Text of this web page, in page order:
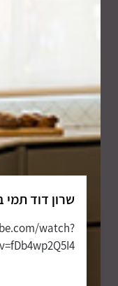
שרון דוד תמי
watch?
v=fDb4wp2Q5I4